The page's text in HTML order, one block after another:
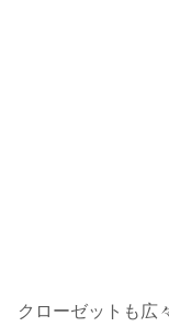
クローゼットも広